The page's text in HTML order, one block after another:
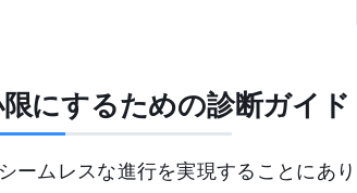
にするための診断ガイド
ームレスな進行を実現することにあり